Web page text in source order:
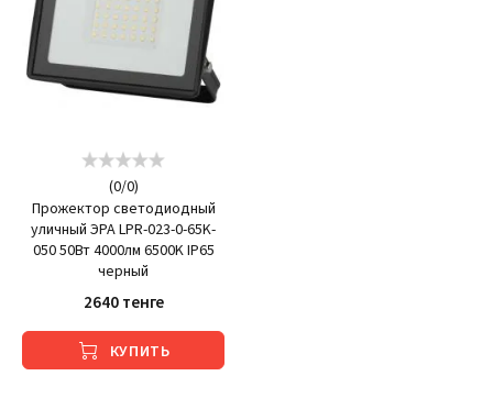
(0/0)
Прожектор светодиодный
уличный ЭРА LPR-023-0-65K-
050 50Вт 4000лм 6500K IP65
черный
2640 тенге
КУПИТЬ